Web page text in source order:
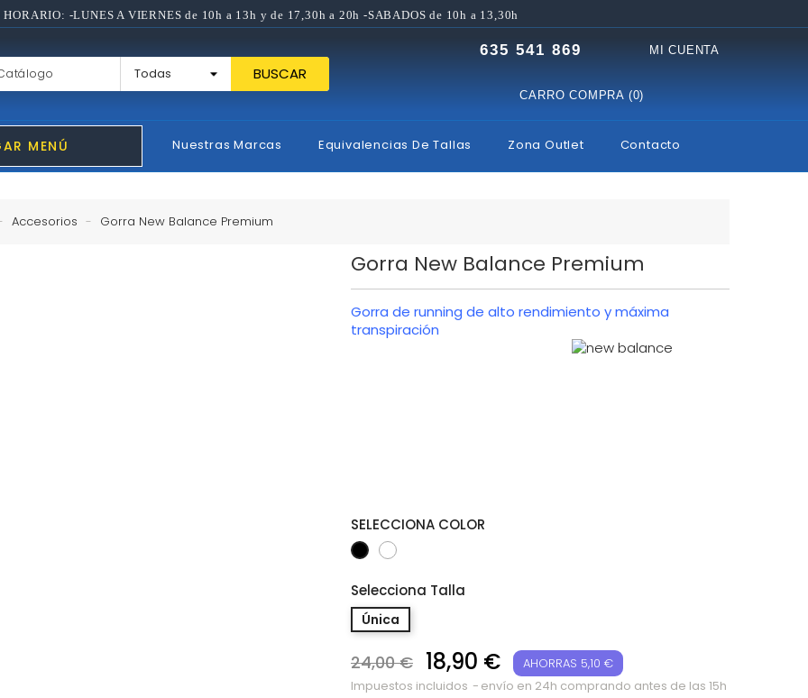
-LUNES A VIERNES de 10h a 13h y de 17,30h a 20h -SABADOS de 10h a 13,30h
BUSCAR
MI CUENTA
635 541 869
CARRO COMPRA (0)
MENÚ Nuestras Marcas Equivalencias De Tallas Zona Outlet Contacto
Accesorios Gorra New Balance Premium
Gorra New Balance Premium
Gorra de running de alto rendimiento y máxima
transpiración
SELECCIONA COLOR
Negroblanco
Selecciona Talla
Única
24,00 € 18,90 €
AHORRAS 5,10 €
Impuestos incluidos
envío en 24h comprando antes de las 15h